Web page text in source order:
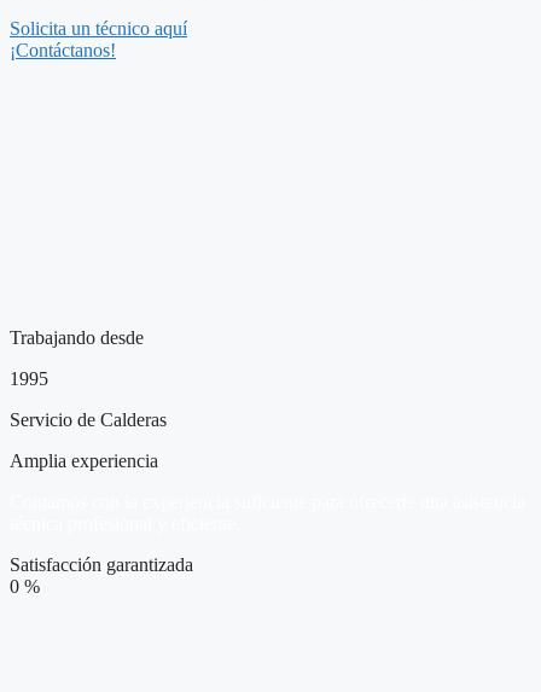
Solicita un técnico aquí
¡Contáctanos!
Trabajando desde
1995
Servicio de Calderas
Amplia experiencia
Satisfacción garantizada
0 %